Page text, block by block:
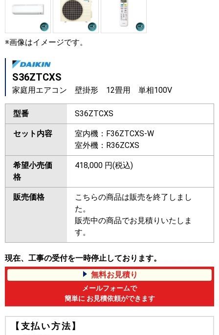
※画像はイメージです。
S36ZTCXS
家庭用エアコン 壁掛形 12畳用 単相100V
型番 S36ZTCXS
セット内容
室内機：F36ZTCXS-W
室外機：R36ZCXS
希望小売価
格
418,000 円(税込)
販売価格
こちらの商品は販売を終了しまし
た。
販売中の商品でお見積りいたしま
す。
現在、工事の受付を一時停止しております。
無料お見積り
メールフォームで
簡単に お見積依頼ができます
【支払い方法】